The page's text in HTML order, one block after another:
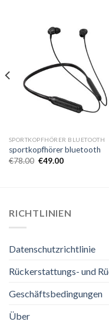
SPORTKOPFHÖRER BLUETOOTH
sportkopfhörer bluetooth
€78.00 €49.00
RICHTLINIEN
Datenschutzrichtlinie
Rückerstattungs- und
Geschäftsbedingungen
Über